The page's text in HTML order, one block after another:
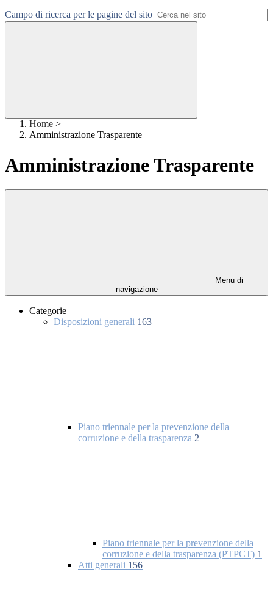
Campo di ricerca per le pagine del sito
Home >
Amministrazione Trasparente
Amministrazione Trasparente
Menu di
navigazione
Categorie
Disposizioni generali 163
Piano triennale per la prevenzione della
corruzione e della trasparenza 2
Piano triennale per la prevenzione della
corruzione e della trasparenza (PTPCT) 1
Atti generali 156